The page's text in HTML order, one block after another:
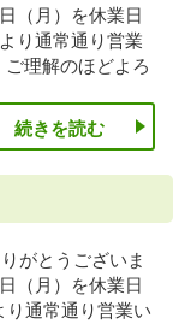
（月）を休業日
り通常通り営業
理解のほどよろ
続きを読む
がとうございま
（月）を休業日
り通常通り営業い